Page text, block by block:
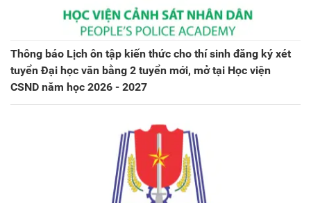
Thông báo Lịch ôn tập kiến thức cho thí sinh đăng ký xét
tuyển Đại học văn bằng 2 tuyển mới, mở tại Học viện
CSND năm học 2026 - 2027